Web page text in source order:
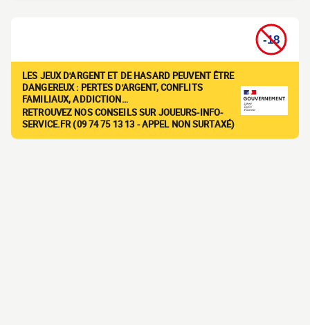
LES JEUX D'ARGENT ET DE HASARD PEUVENT ÊTRE
DANGEREUX : PERTES D'ARGENT, CONFLITS
FAMILIAUX, ADDICTION…
RETROUVEZ NOS CONSEILS SUR JOUEURS-INFO-
SERVICE.FR (09 74 75 13 13 - APPEL NON SURTAXÉ)